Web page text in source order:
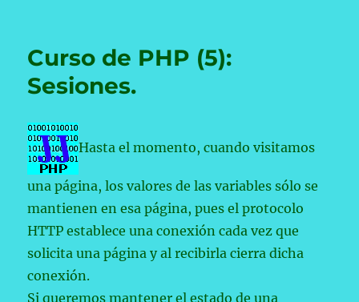
(6):
Finales.
Curso de PHP (5):
Sesiones.
Hasta el momento, cuando visitamos
una página, los valores de las variables sólo se
mantienen en esa página, pues el protocolo
HTTP establece una conexión cada vez que
solicita una página y al recibirla cierra dicha
conexión.
Si queremos mantener el estado de una